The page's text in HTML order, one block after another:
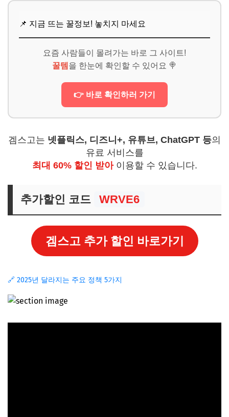
📌 지금 뜨는 꿀정보! 놓치지 마세요
요즘 사람들이 몰려가는 바로 그 사이트!
꿀템 을 한눈에 확인할 수 있어요 🍭
👉 바로 확인하러 가기
겜스고는 넷플릭스, 디즈니+, 유튜브, ChatGPT 등의
유료 서비스를
최대 60% 할인 받아이용할 수 있습니다.
추가할인 코드 WRVE6
겜스고 추가 할인 바로가기
🔗 2025년 달라지는 주요 정책 5가지